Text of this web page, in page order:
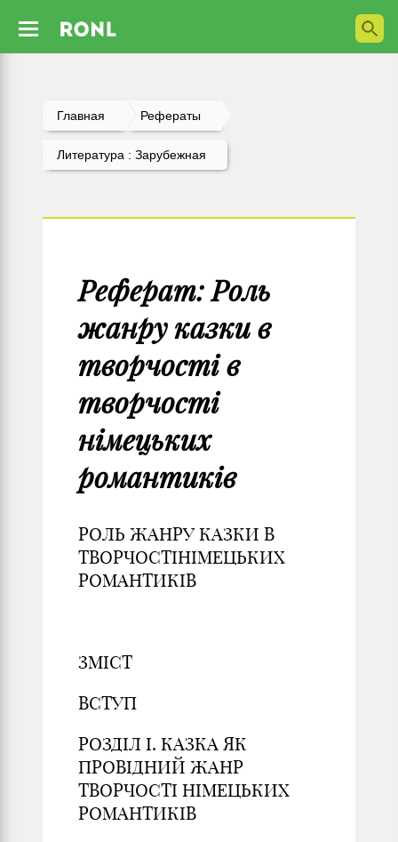
Главная Рефераты
Литература : Зарубежная
Реферат: Роль
жанру казки в
творчості в
творчості
німецьких
романтиків
РОЛЬ ЖАНРУ КАЗКИ В
ТВОРЧОСТІНІМЕЦЬКИХ
РОМАНТИКІВ
ЗМІСТ
ВСТУП
РОЗДІЛ І. КАЗКА ЯК
ПРОВІДНИЙ ЖАНР
ТВОРЧОСТІ НІМЕЦЬКИХ
РОМАНТИКІВ